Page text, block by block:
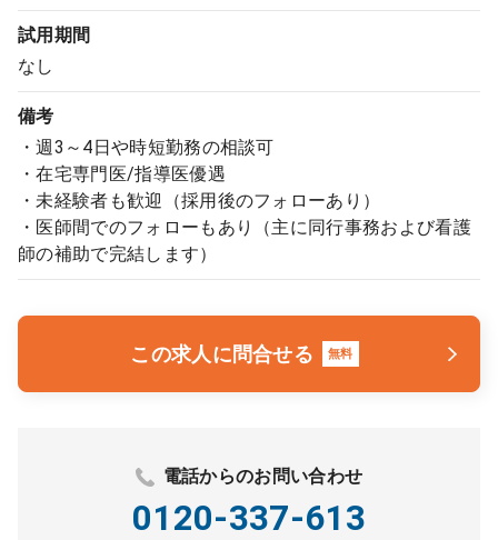
試用期間
なし
備考
・週3～4日や時短勤務の相談可
・在宅専門医/指導医優遇
・未経験者も歓迎（採用後のフォローあり）
・医師間でのフォローもあり（主に同行事務および看護
師の補助で完結します）
この求人に問合せる 無料
電話からのお問い合わせ
0120-337-613